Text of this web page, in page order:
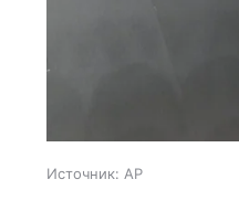
Источник: AP